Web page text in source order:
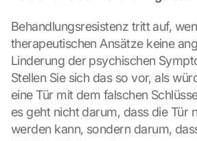
Behandlungsresistenz tritt auf,
therapeutischen Ansätze keine
Linderung der psychischen
Stellen Sie sich das so vor, als
eine Tür mit dem falschen
es geht nicht darum, dass die Tür
werden kann, sondern darum,